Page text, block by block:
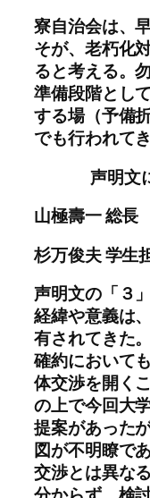
寮自治会は、
そが、老朽化
ると考える。
準備段階とし
する場（予備
でも行われて
声明文
山極壽一 総長
杉万俊夫 学生
声明文の「３
経緯や意義は
有されてきた
確約において
体交渉を開く
の上で今回大
提案があった
図が不明瞭で
交渉とは異な